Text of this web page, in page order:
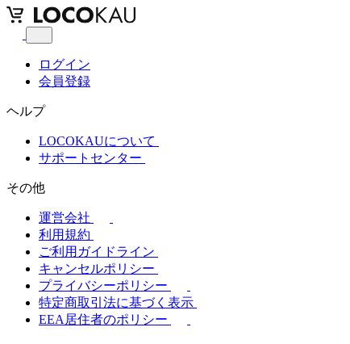
ログイン
会員登録
ヘルプ
LOCOKAUについて
サポートセンター
その他
運営会社
利用規約
ご利用ガイドライン
キャンセルポリシー
プライバシーポリシー
特定商取引法に基づく表示
EEA居住者のポリシー